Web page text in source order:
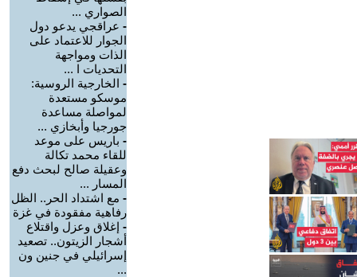
الصواري ...
- عراقجي يدعو دول
الجوار للاعتماد على
الذات ومواجهة
التحديات ا ...
- الخارجية الروسية:
موسكو مستعدة
لمواصلة مساعدة
جورجيا وأبخازي ...
- باريس على موعد
للقاء محمد تكالة
وعقيلة صالح لبحث دفع
المسار ...
- مع اشتداد الحر.. الظل
رفاهية مفقودة في غزة
- إغلاق وعزل واقتلاع
أشجار الزيتون.. تصعيد
إسرائيلي في جنين ون
...